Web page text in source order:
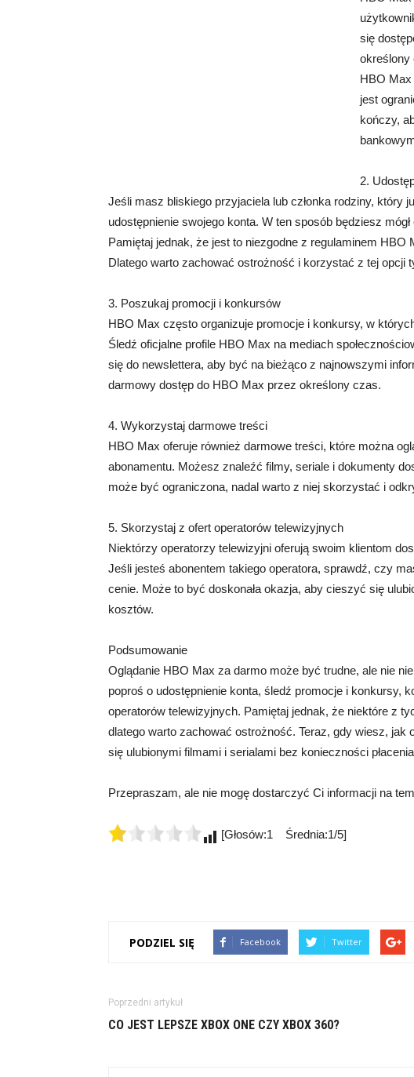
się
określony
HBO Max
jest
kończy,
2.
Jeśli masz bliskiego przyjaciela lub członka rodziny,
udostępnienie swojego konta. W ten sposób będziesz
Pamiętaj jednak, że jest to niezgodne z regulaminem
Dlatego warto zachować ostrożność i korzystać z tej opcji
3. Poszukaj promocji i konkursów
HBO Max często organizuje promocje i konkursy, w
Śledź oficjalne profile HBO Max na mediach
się do newslettera, aby być na bieżąco z najnowszymi
darmowy dostęp do HBO Max przez określony czas.
4. Wykorzystaj darmowe treści
HBO Max oferuje również darmowe treści, które można
abonamentu. Możesz znaleźć filmy, seriale i dokumenty
może być ograniczona, nadal warto z niej skorzystać i
5. Skorzystaj z ofert operatorów telewizyjnych
Niektórzy operatorzy telewizyjni oferują swoim klientom
Jeśli jesteś abonentem takiego operatora, sprawdź, czy
cenie. Może to być doskonała okazja, aby cieszyć się
kosztów.
Podsumowanie
Oglądanie HBO Max za darmo może być trudne, ale nie
poproś o udostępnienie konta, śledź promocje i konkursy,
operatorów telewizyjnych. Pamiętaj jednak, że niektóre z
dlatego warto zachować ostrożność. Teraz, gdy wiesz,
się ulubionymi filmami i serialami bez konieczności
Przepraszam, ale nie mogę dostarczyć Ci informacji na
[Głosów:1 Średnia:1/5]
PODZIEL SIĘ Facebook Twitter
Poprzedni artykuł
CO JEST LEPSZE XBOX ONE CZY XBOX 360?